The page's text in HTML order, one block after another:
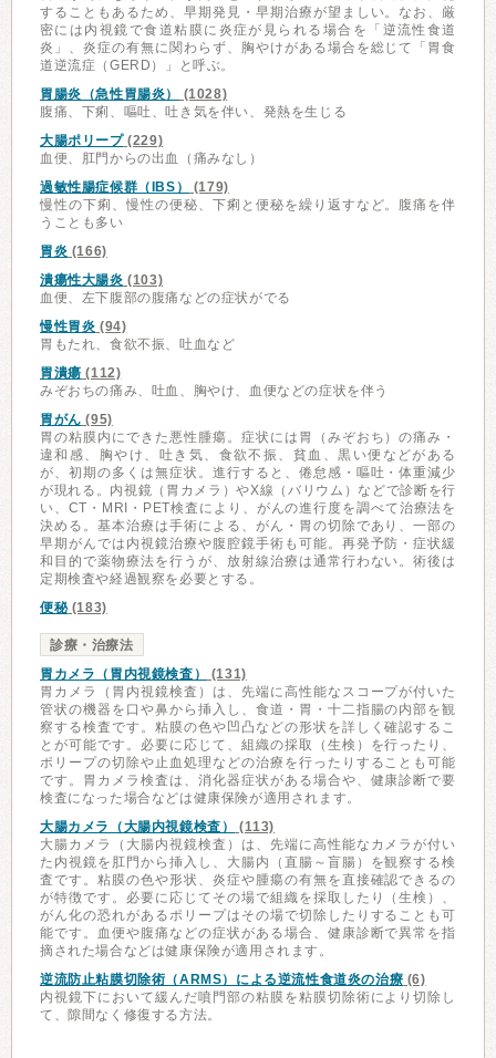
することもあるため、早期発見・早期治療が望ましい。なお、厳
密には内視鏡で食道粘膜に炎症が見られる場合を「逆流性食道
炎」、炎症の有無に関わらず、胸やけがある場合を総じて「胃食
道逆流症（GERD）」と呼ぶ。
胃腸炎（急性胃腸炎）
(1028)
腹痛、下痢、嘔吐、吐き気を伴い、発熱を生じる
大腸ポリープ(229)
血便、肛門からの出血（痛みなし）
過敏性腸症候群（IBS）
(179)
慢性の下痢、慢性の便秘、下痢と便秘を繰り返すなど。腹痛を伴
うことも多い
胃炎 (166)
潰瘍性大腸炎 (103)
血便、左下腹部の腹痛などの症状がでる
慢性胃炎 (94)
胃もたれ、食欲不振、吐血など
胃潰瘍 (112)
みぞおちの痛み、吐血、胸やけ、血便などの症状を伴う
胃がん (95)
胃の粘膜内にできた悪性腫瘍。症状には胃（みぞおち）の痛み・
違和感、胸やけ、吐き気、食欲不振、貧血、黒い便などがある
が、初期の多くは無症状。進行すると、倦怠感・嘔吐・体重減少
が現れる。内視鏡（胃カメラ）やX線（バリウム）などで診断を行
い、CT・MRI・PET検査により、がんの進行度を調べて治療法を
決める。基本治療は手術による、がん・胃の切除であり、一部の
早期がんでは内視鏡治療や腹腔鏡手術も可能。再発予防・症状緩
和目的で薬物療法を行うが、放射線治療は通常行わない。術後は
定期検査や経過観察を必要とする。
便秘(183)
診療・治療法
胃カメラ（胃内視鏡検査）
(131)
胃カメラ（胃内視鏡検査）は、先端に高性能なスコープが付いた
管状の機器を口や鼻から挿入し、食道・胃・十二指腸の内部を観
察する検査です。粘膜の色や凹凸などの形状を詳しく確認するこ
とが可能です。必要に応じて、組織の採取（生検）を行ったり、
ポリープの切除や止血処理などの治療を行ったりすることも可能
です。胃カメラ検査は、消化器症状がある場合や、健康診断で要
検査になった場合などは健康保険が適用されます。
大腸カメラ（大腸内視鏡検査）
(113)
大腸カメラ（大腸内視鏡検査）は、先端に高性能なカメラが付い
た内視鏡を肛門から挿入し、大腸内（直腸～盲腸）を観察する検
査です。粘膜の色や形状、炎症や腫瘍の有無を直接確認できるの
が特徴です。必要に応じてその場で組織を採取したり（生検）、
がん化の恐れがあるポリープはその場で切除したりすることも可
能です。血便や腹痛などの症状がある場合、健康診断で異常を指
摘された場合などは健康保険が適用されます。
逆流防止粘膜切除術（ARMS）による逆流性食道炎の治療 (6)
内視鏡下において緩んだ噴門部の粘膜を粘膜切除術により切除し
て、隙間なく修復する方法。